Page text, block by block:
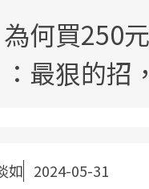
何買250
最狠的招
如 2024-05-31面對超高齡